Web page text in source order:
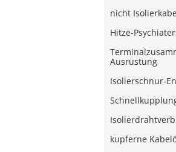
nicht
Hitze-
Ausrüstung
Isolierschnur-
kupferne